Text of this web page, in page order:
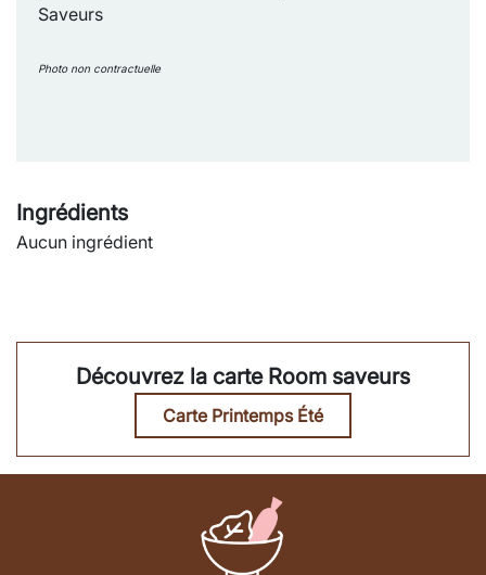
Saveurs
Photo non contractuelle
Ingrédients
Aucun ingrédient
Découvrez la carte Room saveurs
Carte Printemps Été